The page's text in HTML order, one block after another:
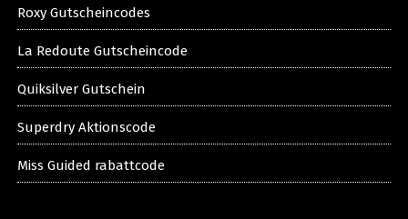
Roxy Gutscheincodes
La Redoute Gutscheincode
Quiksilver Gutschein
Superdry Aktionscode
Miss Guided rabattcode